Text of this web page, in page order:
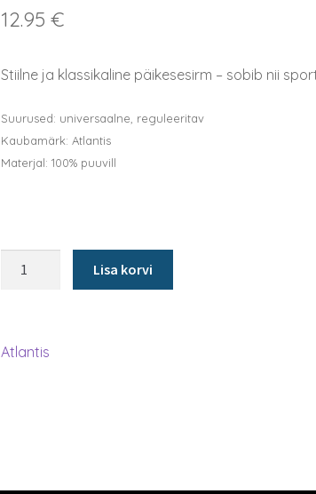
12.95 €
Stiilne ja klassikaline päikesesirm – sobib nii
Suurused: universaalne, reguleeritav
Kaubamärk: Atlantis
Materjal: 100% puuvill
Lisa korvi
Atlantis